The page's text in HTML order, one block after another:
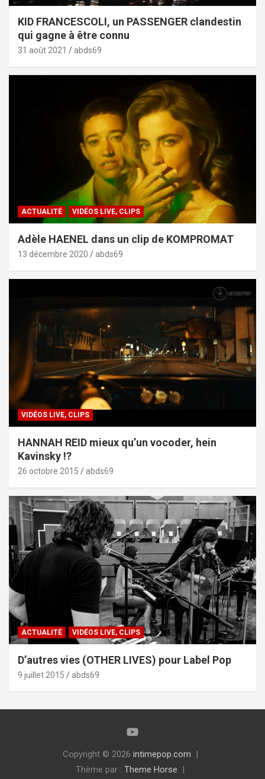
KID FRANCESCOLI, un PASSENGER clandestin
qui gagne à être connu
31 août 2021 abds69
ACTUALITÉ VIDÉOS LIVE, CLIPS
Adèle HAENEL dans un clip de KOMPROMAT
13 décembre 2020 abds69
VIDÉOS LIVE, CLIPS
HANNAH REID mieux qu’un vocoder, hein
Kavinsky !?
26 octobre 2015 abds69
ACTUALITÉ VIDÉOS LIVE, CLIPS
D’autres vies (OTHER LIVES) pour Label Pop
9 juillet 2015 abds69
Copyright © 2026 intimepop.com
Thème par : Theme Horse